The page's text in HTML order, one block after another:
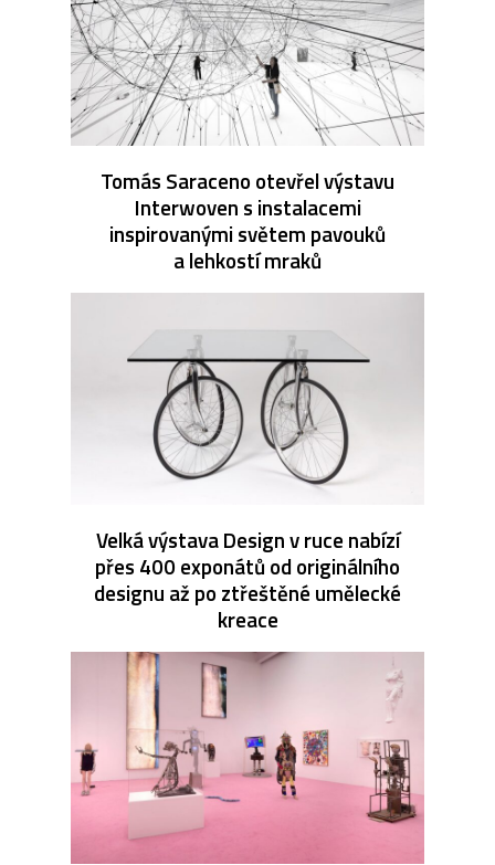
Tomás Saraceno otevřel výstavu
Interwoven s instalacemi
inspirovanými světem pavouků
a lehkostí mraků
Velká výstava Design v ruce nabízí
přes 400 exponátů od originálního
designu až po ztřeštěné umělecké
kreace